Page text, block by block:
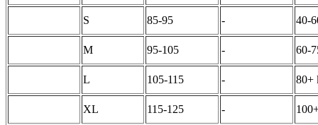
S 85-95 - 40-
M 95-105 - 60-
L 105-115 - 80+
XL 115-125 -